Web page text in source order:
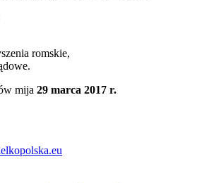
romskie,
mija 29 marca 2017 r.